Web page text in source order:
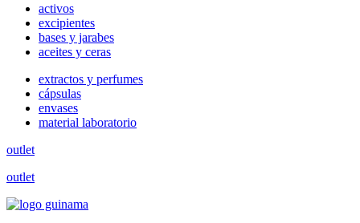
activos
excipientes
bases y jarabes
aceites y ceras
extractos y perfumes
cápsulas
envases
material laboratorio
outlet
outlet